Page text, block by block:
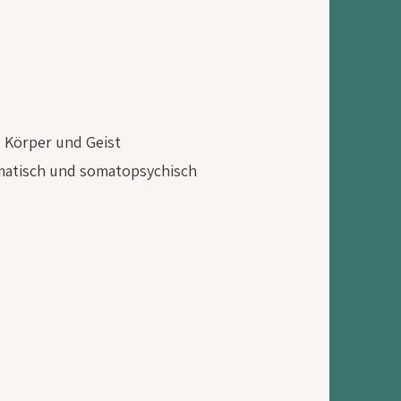
Körper und Geist
und somatopsychisch